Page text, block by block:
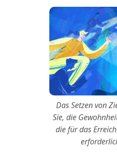
Das Setzen von
Sie, die
die für das